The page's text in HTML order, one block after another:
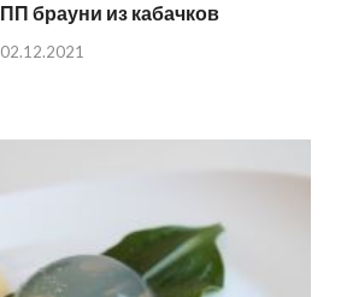
ПП брауни из кабачков
02.12.2021